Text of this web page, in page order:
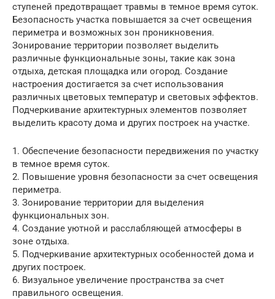
ступеней предотвращает травмы в темное время суток.
Безопасность участка повышается за счет освещения
периметра и возможных зон проникновения.
Зонирование территории позволяет выделить
различные функциональные зоны, такие как зона
отдыха, детская площадка или огород. Создание
настроения достигается за счет использования
различных цветовых температур и световых эффектов.
Подчеркивание архитектурных элементов позволяет
выделить красоту дома и других построек на участке.
1. Обеспечение безопасности передвижения по участку
в темное время суток.
2. Повышение уровня безопасности за счет освещения
периметра.
3. Зонирование территории для выделения
функциональных зон.
4. Создание уютной и расслабляющей атмосферы в
зоне отдыха.
5. Подчеркивание архитектурных особенностей дома и
других построек.
6. Визуальное увеличение пространства за счет
правильного освещения.